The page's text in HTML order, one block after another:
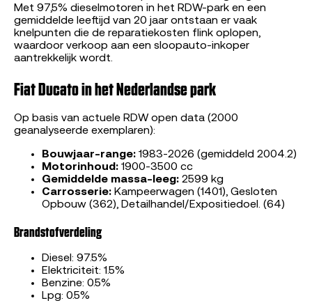
Met 97,5% dieselmotoren in het RDW-park en een
gemiddelde leeftijd van 20 jaar ontstaan er vaak
knelpunten die de reparatiekosten flink oplopen,
waardoor verkoop aan een sloopauto-inkoper
aantrekkelijk wordt.
Fiat Ducato in het Nederlandse park
Op basis van actuele RDW open data (2000
geanalyseerde exemplaren):
Bouwjaar-range: 1983-2026 (gemiddeld 2004.2)
Motorinhoud: 1900-3500 cc
Gemiddelde massa-leeg: 2599 kg
Carrosserie: Kampeerwagen (1401), Gesloten
Opbouw (362), Detailhandel/Expositiedoel. (64)
Brandstofverdeling
Diesel: 97.5%
Elektriciteit: 1.5%
Benzine: 0.5%
Lpg: 0.5%